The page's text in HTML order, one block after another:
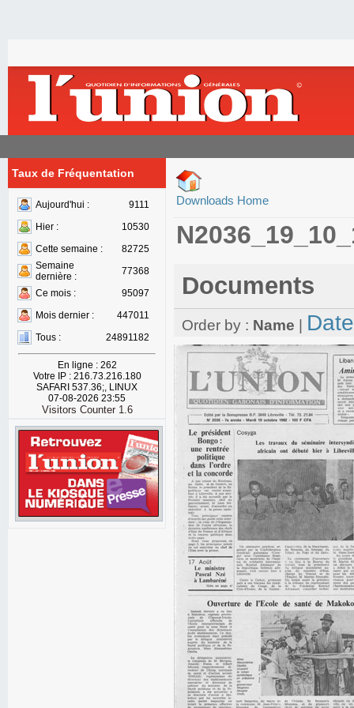
Taux de Fréquentation
Aujourd'hui :
9111
Hier :
10530
Cette semaine :
82725
Semaine
dernière :
77368
Ce mois :
95097
Mois dernier :
447011
Tous :
24891182
En ligne : 262
Votre IP : 216.73.216.180
SAFARI 537.36;, LINUX
07-08-2026 23:55
Visitors Counter 1.6
Downloads Home
Documents
Order by : Name Date